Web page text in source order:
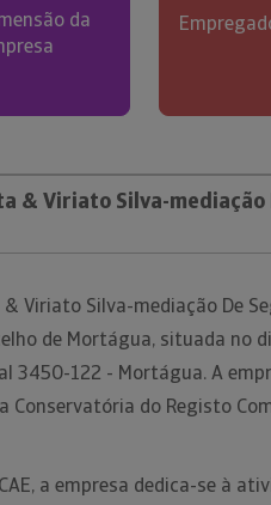
da
& Viriato Silva-mediação
Viriato Silva-mediação De
de Mortágua, situada no
3450-122 - Mortágua. A
do Registo
a empresa dedica-se à